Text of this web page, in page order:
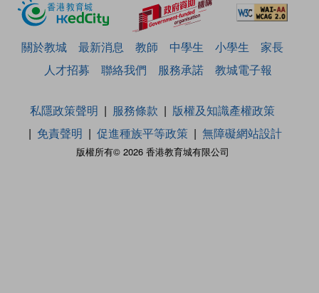
關於教城 最新消息 教師 中學生 小學生
家長
人才招募
聯絡我們 服務承諾 教城電子報
版權所有© 2026 香港教育城有限公司
私隱政策聲明 服務條款
版權及知識產權政策
免責聲明
促進種族平等政策 無障礙網站設計